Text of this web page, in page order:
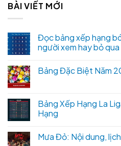
BÀI VIẾT MỚI
Đọc bảng xếp hạng
người xem hay bỏ qua
Bảng Đặc Biệt Năm
Bảng Xếp Hạng La
Hạng
Mưa Đỏ: Nội dung,